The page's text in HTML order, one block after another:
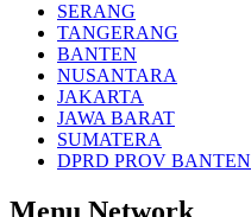
SERANG
TANGERANG
BANTEN
NUSANTARA
JAKARTA
JAWA BARAT
SUMATERA
DPRD PROV BANTEN
Menu Network